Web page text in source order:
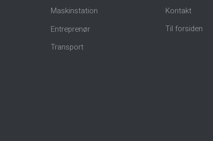
Maskinstation
Entreprenør
Transport
Kontakt
Til forsiden